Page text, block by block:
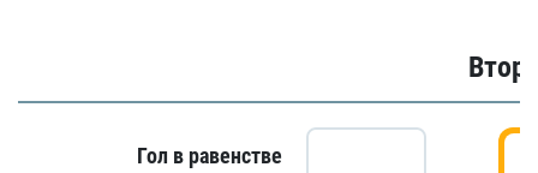
Гол в равенстве